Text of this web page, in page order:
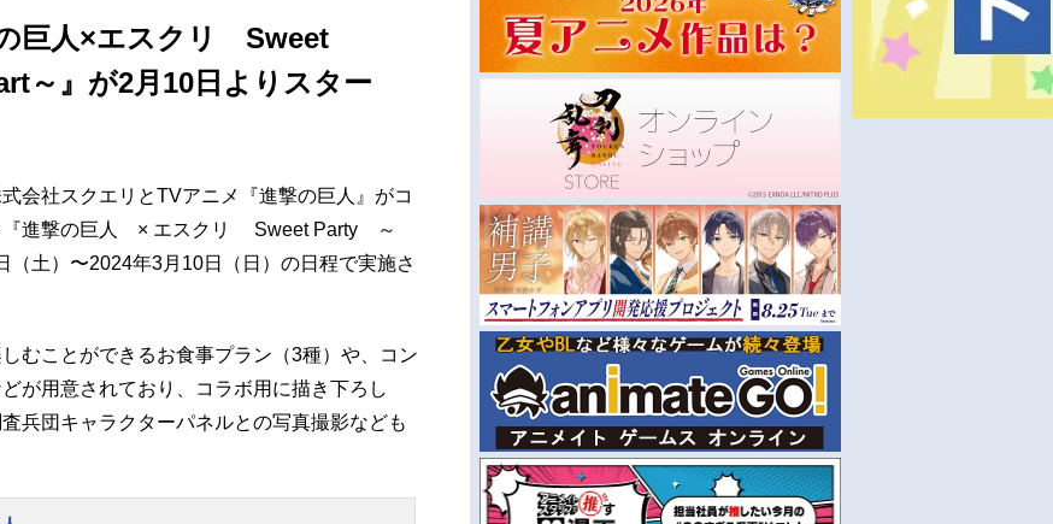
巨人×エスクリ Sweet
』が2月10日よりスター
会社スクエリとTVアニメ『進撃の巨人』がコ
『進撃の巨人 × エスクリ Sweet Party ～
（土）〜2024年3月10日（日）の日程で実施さ
むことができるお食事プラン（3種）や、コン
が用意されており、コラボ用に描き下ろし
兵団キャラクターパネルとの写真撮影なども